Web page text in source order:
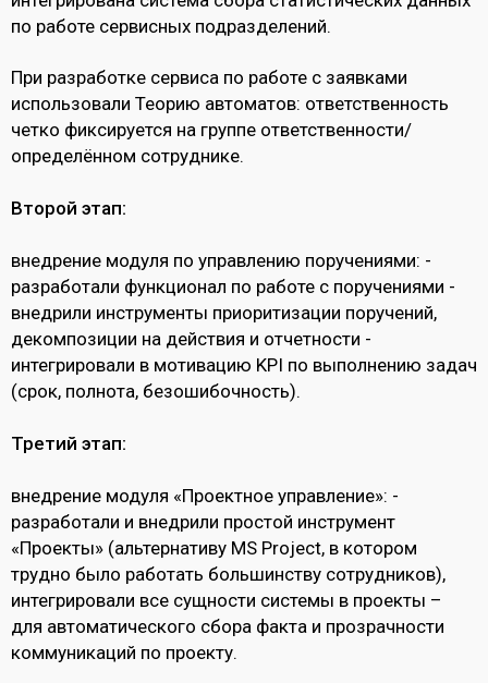
по работе сервисных подразделений.
При разработке сервиса по работе с заявками
использовали Теорию автоматов: ответственность
четко фиксируется на группе ответственности/
определённом сотруднике.
Второй этап:
внедрение модуля по управлению поручениями: -
разработали функционал по работе с поручениями -
внедрили инструменты приоритизации поручений,
декомпозиции на действия и отчетности -
интегрировали в мотивацию KPI по выполнению задач
(срок, полнота, безошибочность).
Третий этап:
внедрение модуля «Проектное управление»: -
разработали и внедрили простой инструмент
«Проекты» (альтернативу MS Project, в котором
трудно было работать большинству сотрудников),
интегрировали все сущности системы в проекты –
для автоматического сбора факта и прозрачности
коммуникаций по проекту.